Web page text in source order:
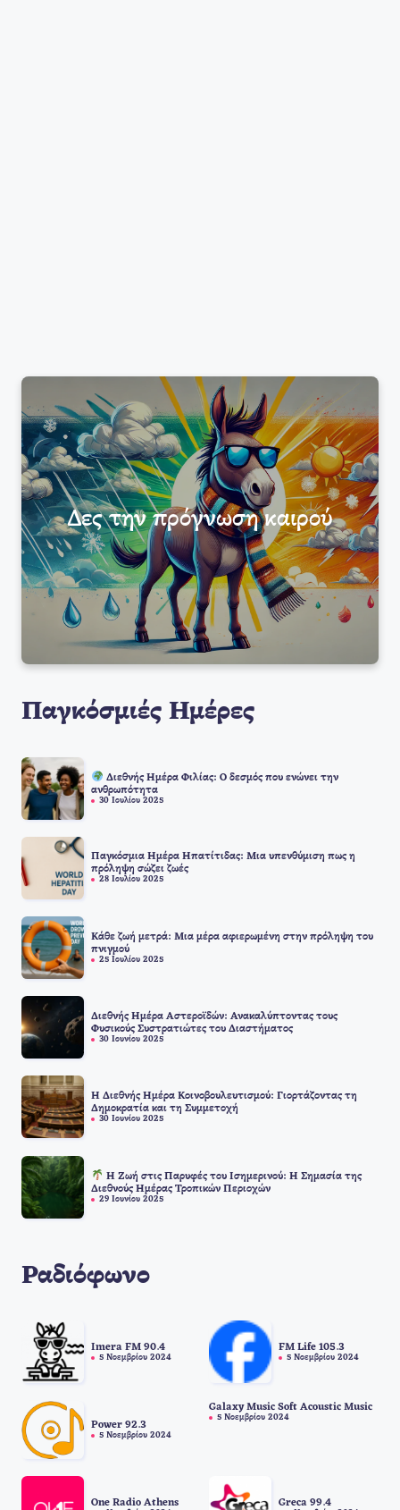
Δες την πρόγνωση καιρού
Παγκόσμιές Ημέρες
Διεθνής Ημέρα Φιλίας: Ο δεσμός που ενώνει την
ανθρωπότητα
30 Ιουλίου 2025
Παγκόσμια Ημέρα Ηπατίτιδας: Μια υπενθύμιση πως η
πρόληψη σώζει ζωές
28 Ιουλίου 2025
Κάθε ζωή μετρά: Μια μέρα αφιερωμένη στην πρόληψη του
πνιγμού
25 Ιουλίου 2025
Διεθνής Ημέρα Αστεροϊδών: Ανακαλύπτοντας τους
Φυσικούς Συστρατιώτες του Διαστήματος
30 Ιουνίου 2025
Η Διεθνής Ημέρα Κοινοβουλευτισμού: Γιορτάζοντας τη
Δημοκρατία και τη Συμμετοχή
30 Ιουνίου 2025
Η Ζωή στις Παρυφές του Ισημερινού: Η Σημασία της
Διεθνούς Ημέρας Τροπικών Περιοχών
29 Ιουνίου 2025
Ραδιόφωνο
Imera FM 90.4
5 Νοεμβρίου 2024
FM Life 105.3
5 Νοεμβρίου 2024
Power 92.3
5 Νοεμβρίου 2024
Galaxy Music Soft Acoustic Music
5 Νοεμβρίου 2024
One Radio Athens Greca 99.4